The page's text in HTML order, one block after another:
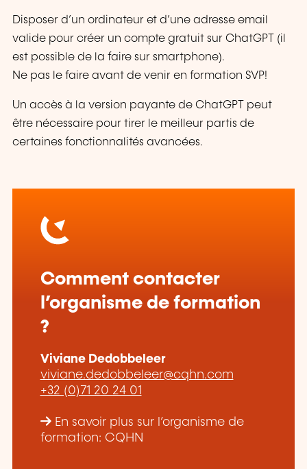
Disposer d’un ordinateur et d’une adresse email
valide pour créer un compte gratuit sur ChatGPT (il
est possible de la faire sur smartphone).
Ne pas le faire avant de venir en formation SVP!
Un accès à la version payante de ChatGPT peut
être nécessaire pour tirer le meilleur partis de
certaines fonctionnalités avancées.
Comment contacter
l’organisme de formation
?
Viviane Dedobbeleer
viviane.dedobbeleer@cqhn.com
+32 (0)71 20 24 01
En savoir plus sur l’organisme de
formation: CQHN